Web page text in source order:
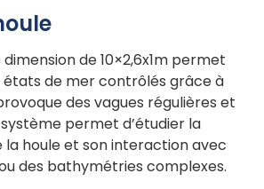
dimension de 10×2,6x1m permet
états de mer contrôlés grâce à
des vagues régulières et
permet d’étudier la
houle et son interaction avec
des bathymétries complexes.